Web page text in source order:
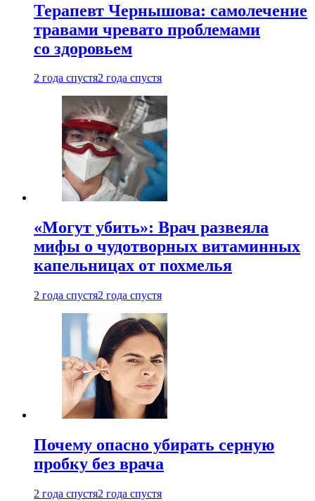
Терапевт Чернышова: самолечение
травами чревато проблемами
со здоровьем
2 года спустя2 года спустя
«Могут убить»: Врач развеяла
мифы о чудотворных витаминных
капельницах от похмелья
2 года спустя2 года спустя
Почему опасно убирать серную
пробку без врача
2 года спустя2 года спустя